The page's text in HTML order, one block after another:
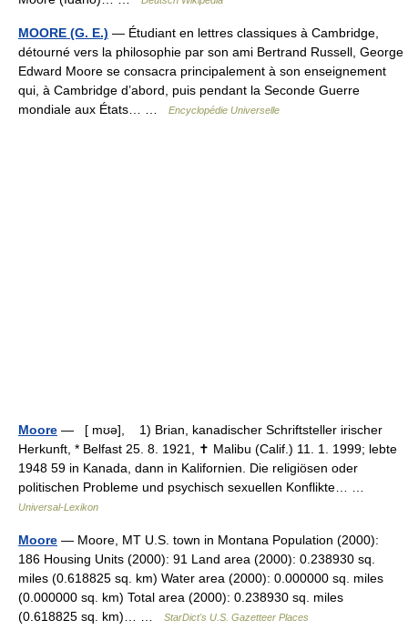
MOORE (G. E.) — Étudiant en lettres classiques à Cambridge,
détourné vers la philosophie par son ami Bertrand Russell, George
Edward Moore se consacra principalement à son enseignement
qui, à Cambridge d’abord, puis pendant la Seconde Guerre
mondiale aux États… …
Encyclopédie Universelle
Moore — [ mʊə], 1) Brian, kanadischer Schriftsteller irischer
Herkunft, * Belfast 25. 8. 1921, ✝ Malibu (Calif.) 11. 1. 1999; lebte
1948 59 in Kanada, dann in Kalifornien. Die religiösen oder
politischen Probleme und psychisch sexuellen Konflikte… …
Universal-Lexikon
Moore — Moore, MT U.S. town in Montana Population (2000):
186 Housing Units (2000): 91 Land area (2000): 0.238930 sq.
miles (0.618825 sq. km) Water area (2000): 0.000000 sq. miles
(0.000000 sq. km) Total area (2000): 0.238930 sq. miles
(0.618825 sq. km)… …
StarDict's U.S. Gazetteer Places